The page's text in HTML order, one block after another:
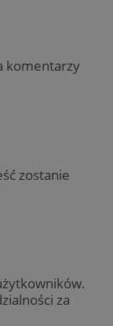
komentarzy
zostanie
za